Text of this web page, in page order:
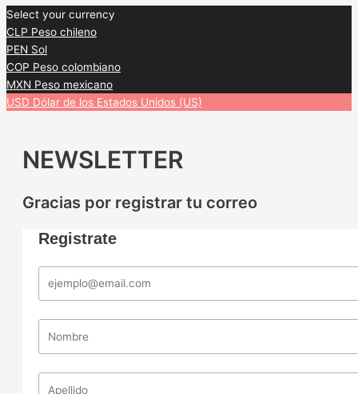
Select your currency
CLP Peso chileno
PEN Sol
COP Peso colombiano
MXN Peso mexicano
USD Dólar de los Estados Unidos (US)
NEWSLETTER
Gracias por registrar tu correo
Registrate